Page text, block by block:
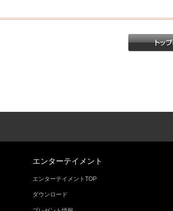
エンターテイメント
エンターテイメントTOP
ダウンロード